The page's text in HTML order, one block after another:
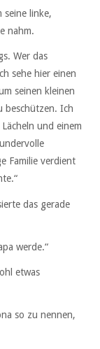
seine linke,
nahm.
Wer das
sehe hier einen
seinen kleinen
beschützen. Ich
und einem
Familie verdient
das gerade
werde.“
etwas
so zu nennen,